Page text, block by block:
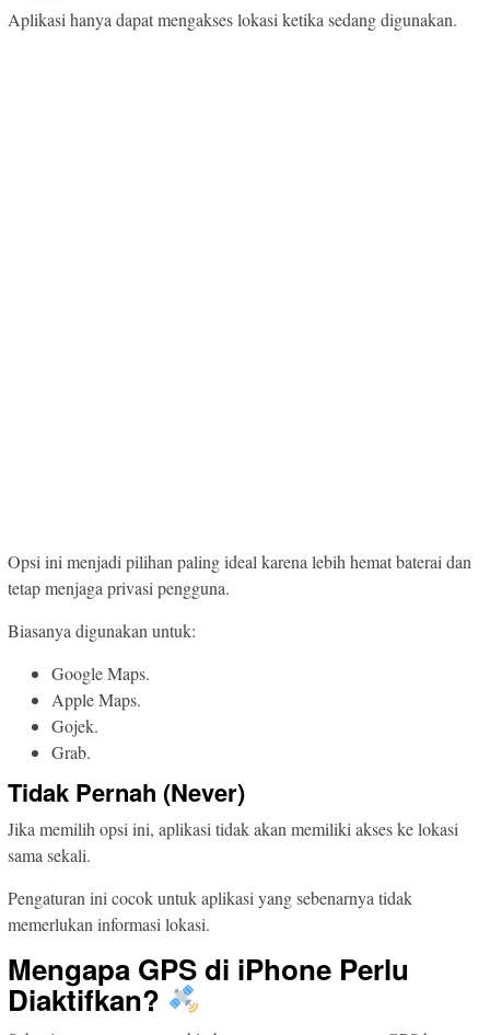
Aplikasi hanya dapat mengakses lokasi ketika sedang digunakan.
Opsi ini menjadi pilihan paling ideal karena lebih hemat baterai dan
tetap menjaga privasi pengguna.
Biasanya digunakan untuk:
Google Maps.
Apple Maps.
Gojek.
Grab.
Tidak Pernah (Never)
Jika memilih opsi ini, aplikasi tidak akan memiliki akses ke lokasi
sama sekali.
Pengaturan ini cocok untuk aplikasi yang sebenarnya tidak
memerlukan informasi lokasi.
Mengapa GPS di iPhone Perlu
Diaktifkan?